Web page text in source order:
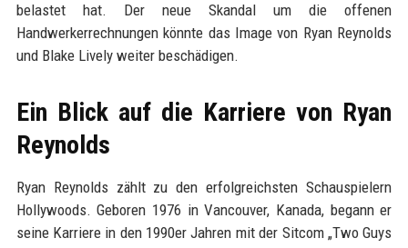
belastet hat. Der neue Skandal um die offenen
Handwerkerrechnungen könnte das Image von Ryan Reynolds
und Blake Lively weiter beschädigen.
Ein Blick auf die Karriere von Ryan
Reynolds
Ryan Reynolds zählt zu den erfolgreichsten Schauspielern
Hollywoods. Geboren 1976 in Vancouver, Kanada, begann er
seine Karriere in den 1990er Jahren mit der Sitcom „Two Guys